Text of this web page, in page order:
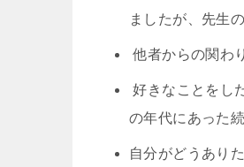
ましたが、先生
他者からの関わ
好きなことをし
の年代にあった
自分がどうあり